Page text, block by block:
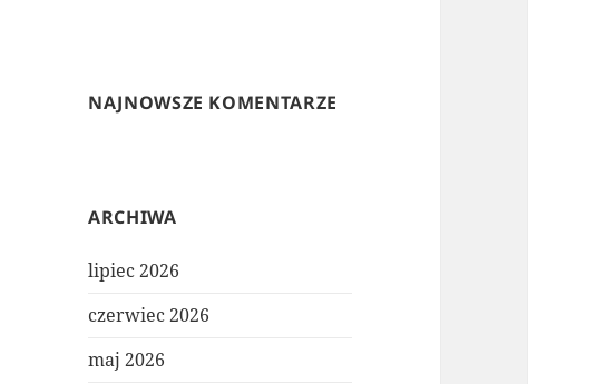
NAJNOWSZE KOMENTARZE
ARCHIWA
lipiec 2026
czerwiec 2026
maj 2026